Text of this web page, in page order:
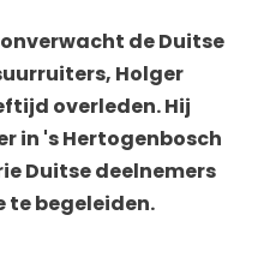
de Duitse
Holger
overleden. Hij
in 's Hertogenbosch
Duitse deelnemers
te begeleiden.